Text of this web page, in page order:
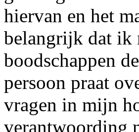
hiervan en het
belangrijk dat ik
boodschappen
persoon praat
vragen in mijn
verantwoording